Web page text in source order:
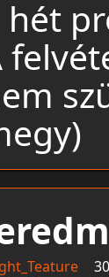
hét
30